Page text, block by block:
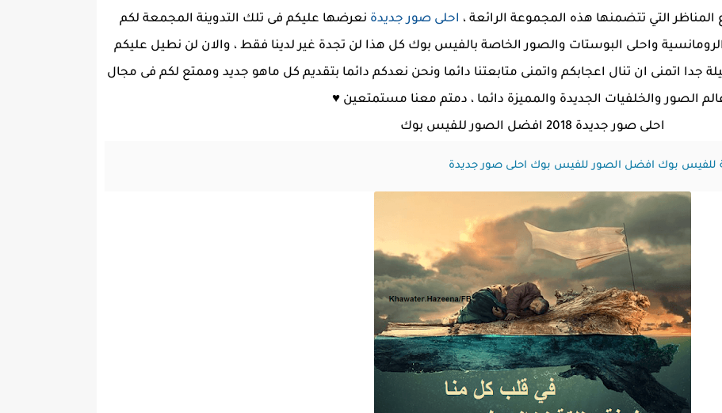
المناظر التي تتضمنها هذه المجموعة الرائعة ، احلى صور جديدة نعرضها عليكم فى تلك التدوينة المجمعة لكم
الرومانسية واحلى البوستات والصور الخاصة بالفيس بوك كل هذا لن تجدة غير لدينا فقط ، والان لن نطيل عليكم
جدا اتمنى ان تنال اعجابكم واتمنى متابعتنا دائما ونحن نعدكم دائما بتقديم كل ماهو جديد وممتع لكم فى مجال
الصور والخلفيات الجديدة والمميزة دائما ، دمتم معنا مستمتعين ♥
احلى صور جديدة 2018 افضل الصور للفيس بوك
للفيس بوك افضل الصور للفيس بوك احلى صور جديدة